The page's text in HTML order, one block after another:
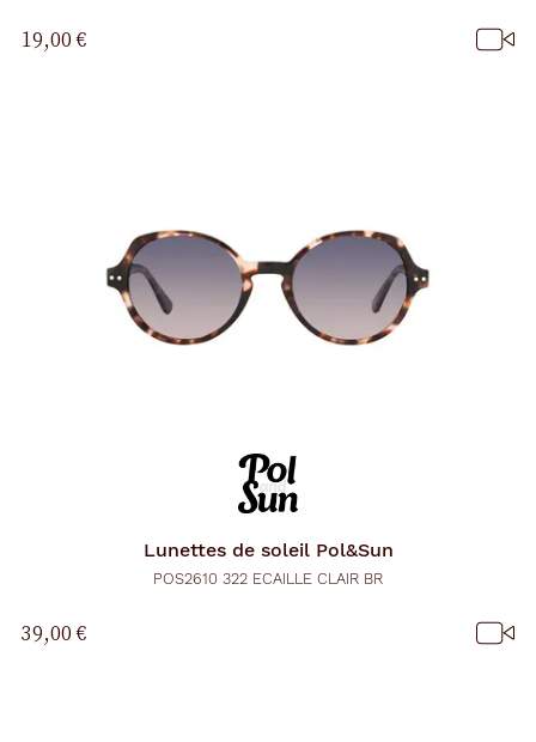
19,00 €
Lunettes de soleil Pol&Sun
POS2610 322 ECAILLE CLAIR BR
39,00 €